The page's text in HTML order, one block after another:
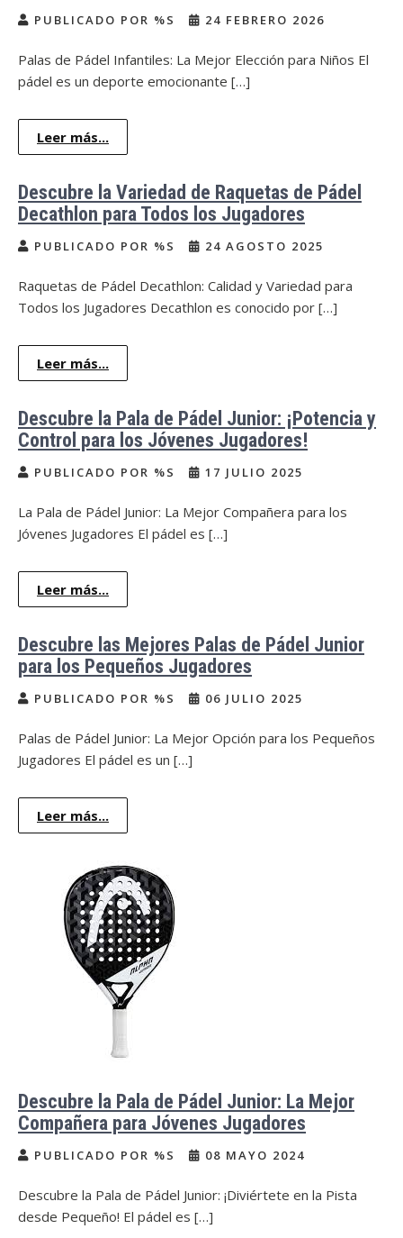
PUBLICADO POR %S 24 FEBRERO 2026
Palas de Pádel Infantiles: La Mejor Elección para Niños El
pádel es un deporte emocionante […]
Leer más...
Descubre la Variedad de Raquetas de Pádel
Decathlon para Todos los Jugadores
PUBLICADO POR %S 24 AGOSTO 2025
Raquetas de Pádel Decathlon: Calidad y Variedad para
Todos los Jugadores Decathlon es conocido por […]
Leer más...
Descubre la Pala de Pádel Junior: ¡Potencia y
Control para los Jóvenes Jugadores!
PUBLICADO POR %S 17 JULIO 2025
La Pala de Pádel Junior: La Mejor Compañera para los
Jóvenes Jugadores El pádel es […]
Leer más...
Descubre las Mejores Palas de Pádel Junior
para los Pequeños Jugadores
PUBLICADO POR %S 06 JULIO 2025
Palas de Pádel Junior: La Mejor Opción para los Pequeños
Jugadores El pádel es un […]
Leer más...
Descubre la Pala de Pádel Junior: La Mejor
Compañera para Jóvenes Jugadores
PUBLICADO POR %S 08 MAYO 2024
Descubre la Pala de Pádel Junior: ¡Diviértete en la Pista
desde Pequeño! El pádel es […]